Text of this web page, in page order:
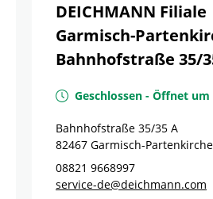
DEICHMANN Filiale
Garmisch-
Bahnhofstraße 35/
Geschlossen - Öffnet um
Bahnhofstraße 35/35 A
82467 Garmisch-
08821 9668997
service-de@deichmann.com